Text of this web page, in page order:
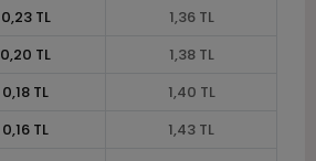
0,23 TL
1,36 TL
0,20 TL
1,38 TL
0,18 TL
1,40 TL
0,16 TL
1,43 TL